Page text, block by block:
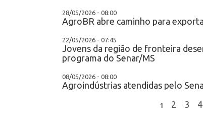
28/05/2026 - 08:00
AgroBR abre caminho para
22/05/2026 - 07:45
Jovens da região de fronteira
programa do Senar/MS
08/05/2026 - 08:00
Agroindústrias atendidas pelo
1 2 3 4